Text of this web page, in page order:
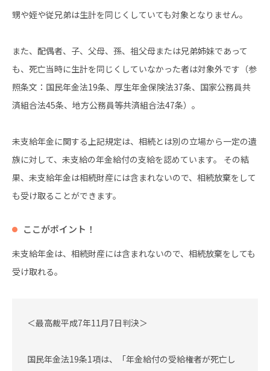
甥や姪や従兄弟は生計を同じくしていても対象となりません。
また、配偶者、子、父母、孫、祖父母または兄弟姉妹であって
も、死亡当時に生計を同じくしていなかった者は対象外です（参
照条文：国民年金法19条、厚生年金保険法37条、国家公務員共
済組合法45条、地方公務員等共済組合法47条）。
未支給年金に関する上記規定は、相続とは別の立場から一定の遺
族に対して、未支給の年金給付の支給を認めています。 その結
果、未支給年金は相続財産には含まれないので、相続放棄をして
も受け取ることができます。
ここがポイント！
未支給年金は、相続財産には含まれないので、相続放棄をしても
受け取れる。
＜最高裁平成7年11月7日判決＞
国民年金法19条1項は、「年金給付の受給権者が死亡し